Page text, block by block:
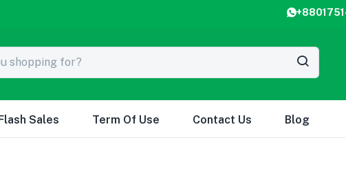
Sales Term Of Use Contact Us Blog